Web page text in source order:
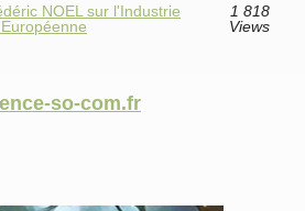
NOEL sur l'Industrie
1 818
Views
so-com.fr